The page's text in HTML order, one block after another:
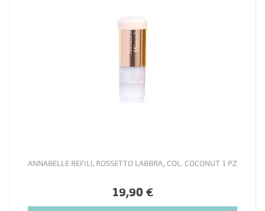
ANNABELLE REFILL ROSSETTO LABBRA, COL. COCONUT 1 PZ
19,90 €